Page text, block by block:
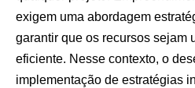
exigem uma abordagem
garantir que os recursos sejam
eficiente. Nesse contexto, o
implementação de estratégias